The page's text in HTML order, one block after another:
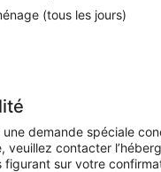
(tous les jours)
une demande spéciale
veuillez contacter
figurant sur votre